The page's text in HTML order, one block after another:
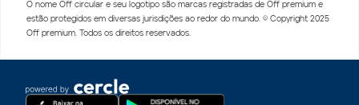
O nome Off circular e seu logotipo são marcas registradas de Off premium e
estão protegidos em diversas jurisdições ao redor do mundo. © Copyright 2025
Off premium. Todos os direitos reservados.